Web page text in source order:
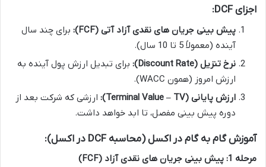
اجزای DCF:
پیش بینی جریان های نقدی آزاد آتی (FCF):
برای چند سال
آینده (معمولاً 5 تا 10 سال).
نرخ تنزیل (Discount Rate):
برای تبدیل ارزش پول آینده به
ارزش امروز (همون WACC).
ارزش پایانی (Terminal Value – TV):
ارزشی که شرکت بعد از
دوره پیش بینی مفصل، تا ابد خواهد داشت.
آموزش گام به گام در اکسل (محاسبه DCF در اکسل):
مرحله 1: پیش بینی جریان های نقدی آزاد (FCF)